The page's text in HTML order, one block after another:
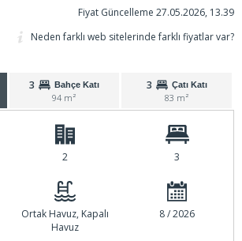
Fiyat Güncelleme 27.05.2026, 13.39
Neden farklı web sitelerinde farklı fiyatlar var?
3 Bahçe Katı
94 m²
3 Çatı Katı
83 m²
2 3
Ortak Havuz, Kapalı
Havuz
8 / 2026